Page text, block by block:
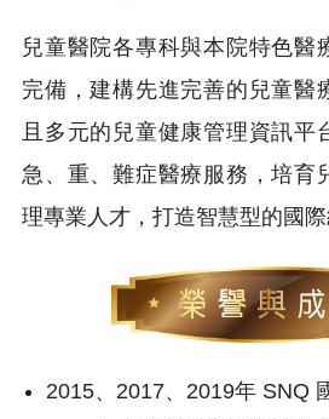
兒童醫院各專科與本院特色醫
完備，建構先進完善的兒童醫
且多元的兒童健康管理資訊平
急、重、難症醫療服務，培育
理專業人才，打造智慧型的國際
2015、2017、2019年 SNQ